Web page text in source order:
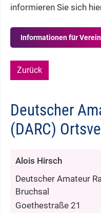
informieren Sie sich
Informationen für
Zurück
Deutscher
(DARC)
Alois Hirsch
Deutscher Amateur
Bruchsal
Goethestraße 21